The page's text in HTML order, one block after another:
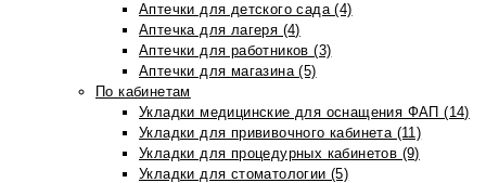
Аптечки для детского сада (4)
Аптечка для лагеря (4)
Аптечки для работников (3)
Аптечки для магазина (5)
По кабинетам
Укладки медицинские для оснащения ФАП (14)
Укладки для прививочного кабинета (11)
Укладки для процедурных кабинетов (9)
Укладки для стоматологии (5)